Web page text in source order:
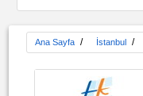
Ana Sayfa / İstanbul /